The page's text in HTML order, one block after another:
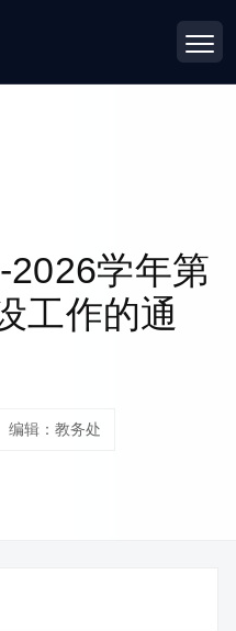
2026学年第
工作的通
编辑：教务处